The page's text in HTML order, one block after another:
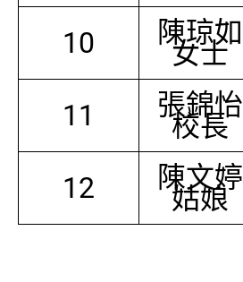
10 陳琼如
女士
11 張錦怡
校長
12 陳文婷
姑娘